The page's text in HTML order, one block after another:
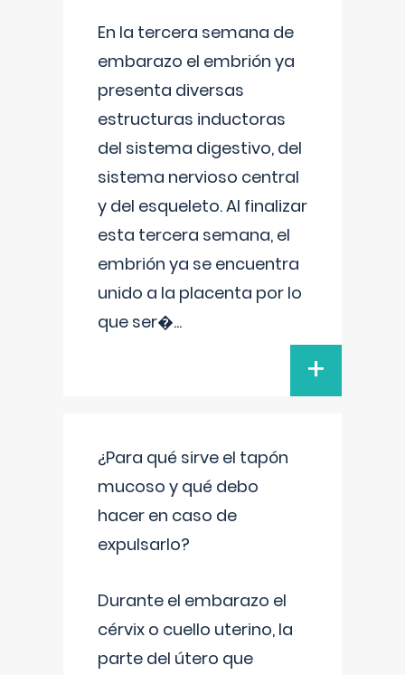
En la tercera semana de
embarazo el embrión ya
presenta diversas
estructuras inductoras
del sistema digestivo, del
sistema nervioso central
y del esqueleto. Al finalizar
esta tercera semana, el
embrión ya se encuentra
unido a la placenta por lo
que ser�...
+
¿Para qué sirve el tapón
mucoso y qué debo
hacer en caso de
expulsarlo?
Durante el embarazo el
cérvix o cuello uterino, la
parte del útero que